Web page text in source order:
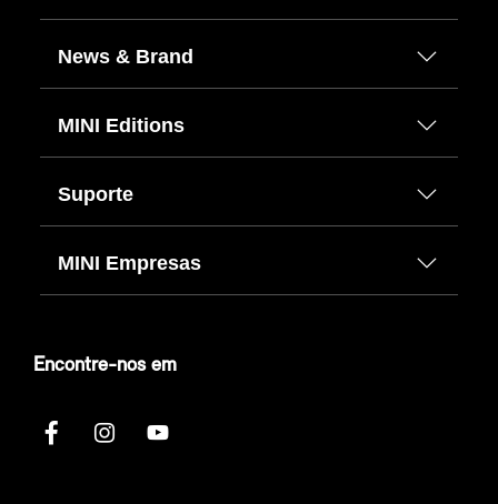
News & Brand
MINI Editions
Suporte
MINI Empresas
Encontre-nos em